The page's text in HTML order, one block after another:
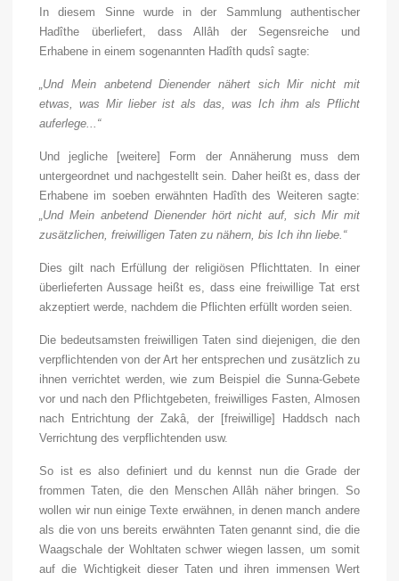
In diesem Sinne wurde in der Sammlung authentischer
Hadîthe überliefert, dass Allâh der Segensreiche und
Erhabene in einem sogenannten Hadîth qudsî sagte:
„Und Mein anbetend Dienender nähert sich Mir nicht mit
etwas, was Mir lieber ist als das, was Ich ihm als Pflicht
auferlege...“
Und jegliche [weitere] Form der Annäherung muss dem
untergeordnet und nachgestellt sein. Daher heißt es, dass der
Erhabene im soeben erwähnten Hadîth des Weiteren sagte:
„Und Mein anbetend Dienender hört nicht auf, sich Mir mit
zusätzlichen, freiwilligen Taten zu nähern, bis Ich ihn liebe.“
Dies gilt nach Erfüllung der religiösen Pflichttaten. In einer
überlieferten Aussage heißt es, dass eine freiwillige Tat erst
akzeptiert werde, nachdem die Pflichten erfüllt worden seien.
Die bedeutsamsten freiwilligen Taten sind diejenigen, die den
verpflichtenden von der Art her entsprechen und zusätzlich zu
ihnen verrichtet werden, wie zum Beispiel die Sunna-Gebete
vor und nach den Pflichtgebeten, freiwilliges Fasten, Almosen
nach Entrichtung der Zakâ, der [freiwillige] Haddsch nach
Verrichtung des verpflichtenden usw.
So ist es also definiert und du kennst nun die Grade der
frommen Taten, die den Menschen Allâh näher bringen. So
wollen wir nun einige Texte erwähnen, in denen manch andere
als die von uns bereits erwähnten Taten genannt sind, die die
Waagschale der Wohltaten schwer wiegen lassen, um somit
auf die Wichtigkeit dieser Taten und ihren immensen Wert